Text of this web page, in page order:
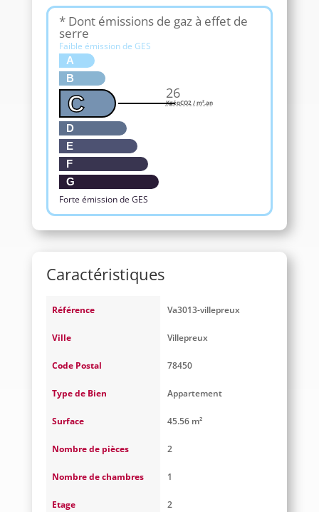
* Dont émissions de gaz à effet de
serre
Faible émission de GES
A
B
C
D
E
F
G
Forte émission de GES
26
KgéqCO2 / m².an
Caractéristiques
Référence Va3013-villepreux
Ville Villepreux
Code Postal 78450
Type de Bien Appartement
Surface 45.56 m²
Nombre de pièces 2
Nombre de chambres 1
Etage 2